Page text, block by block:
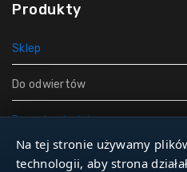
Produkty
Sklep
Do odwiertów
Rury do studni
Zbiorniki hydroforowe
Na tej stronie używamy
technologii, aby strona